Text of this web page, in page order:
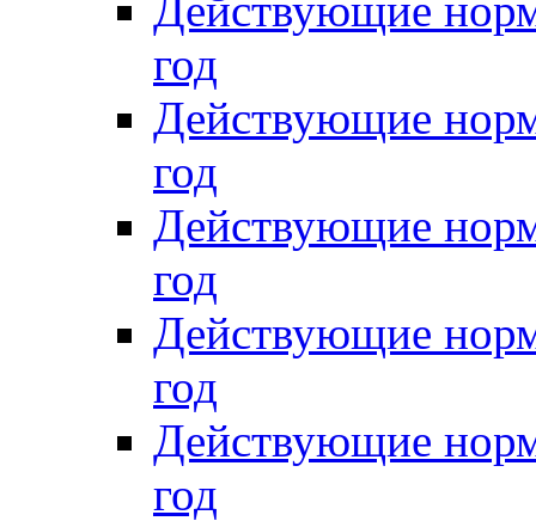
год
Действующие
год
Действующие
год
Действующие
год
Действующие
год